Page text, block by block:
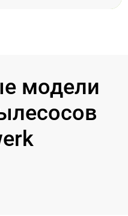
модели